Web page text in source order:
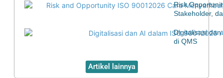
Risk
Stakeholder,
Digitalisasi
di QMS
Artikel lainnya